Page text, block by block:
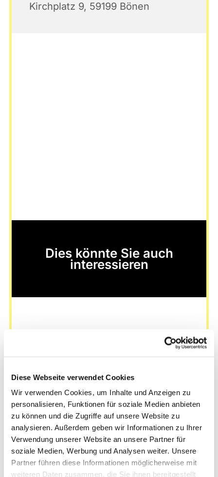
Diese Webseite verwendet Cookies
Wir verwenden Cookies, um Inhalte und Anzeigen zu
personalisieren, Funktionen für soziale Medien anbieten
zu können und die Zugriffe auf unsere Website zu
analysieren. Außerdem geben wir Informationen zu Ihrer
Verwendung unserer Website an unsere Partner für
soziale Medien, Werbung und Analysen weiter. Unsere
Partner führen diese Informationen möglicherweise mit
weiteren Daten zusammen, die Sie ihnen bereitgestellt
Kirchplatz 9, 59199 Bönen
Dies könnte Sie auch
interessieren